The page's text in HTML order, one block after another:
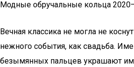
Модные обручальные кольца
Веч­ная клас­си­ка не мог­ла не
неж­но­го собы­тия, как сва­дьба.
безы­мян­ных паль­цев укра­ша­ют